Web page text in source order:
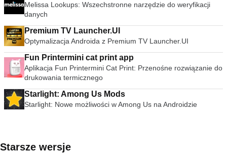
Melissa Lookups: Wszechstronne narzędzie do weryfikacji
danych
Premium TV Launcher.UI
Optymalizacja Androida z Premium TV Launcher.UI
Fun Printermini cat print app
Aplikacja Fun Printermini Cat Print: Przenośne rozwiązanie do
drukowania termicznego
Starlight: Among Us Mods
Starlight: Nowe możliwości w Among Us na Androidzie
Starsze wersje